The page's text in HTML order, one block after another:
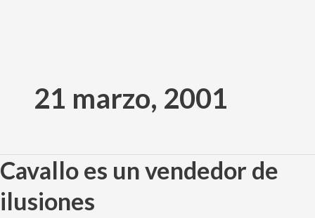
contenido21 marzo, 2001
Cavallo es un vendedor de
ilusiones
Cavallo
es
un